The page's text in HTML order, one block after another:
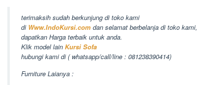
terimaksih sudah berkunjung di toko kami
di Www.IndoKursi.com dan selamat berbelanja di toko kami,
dapatkan Harga terbaik untuk anda.
Klik model lain Kursi Sofa
hubungi kami di ( whatsapp/call/line : 081238390414)
Furniture Laianya :